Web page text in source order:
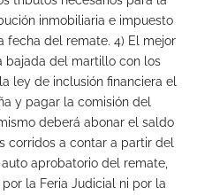
inmobiliaria e impuesto
fecha del remate. 4) El mejor
bajada del martillo con los
ley de inclusión financiera el
y pagar la comisión del
deberá abonar el saldo
corridos a contar a partir del
aprobatorio del remate,
la Feria Judicial ni por la